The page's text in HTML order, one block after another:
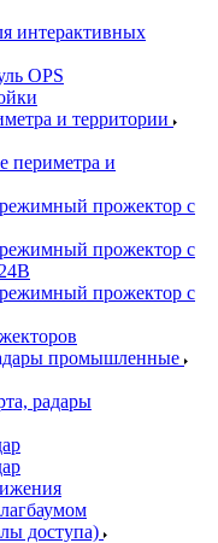
интерактивных
OPS
и территории
периметра и
прожектор с
прожектор с
прожектор с
промышленные
радары
доступа)